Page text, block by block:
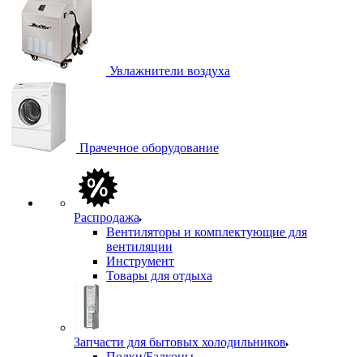
Увлажнители воздуха
Прачечное оборудование
Распродажа
Вентиляторы и комплектующие для
вентиляции
Инструмент
Товары для отдыха
Запчасти для бытовых холодильников